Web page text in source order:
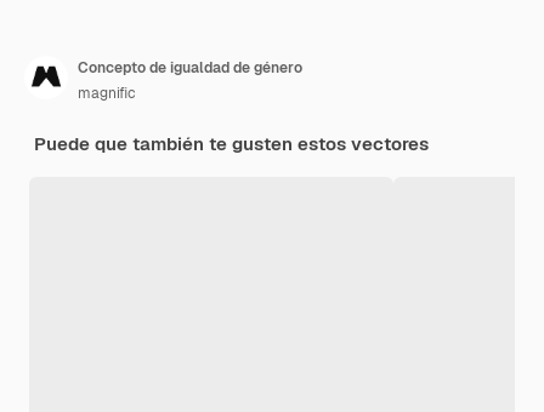
Concepto de igualdad de género
magnific
Puede que también te gusten estos vectores